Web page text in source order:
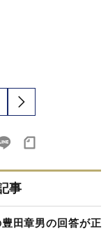
事
田章男の回答が正